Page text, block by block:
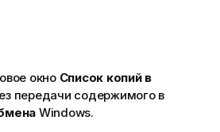
окно Список копий в
передачи содержимого в
Windows.